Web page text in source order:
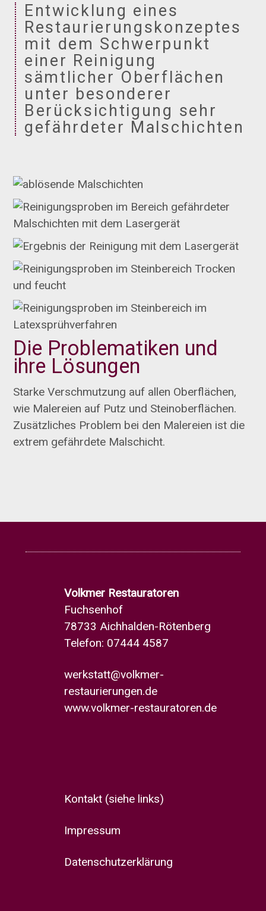
Entwicklung eines
Restaurierungskonzeptes
mit dem Schwerpunkt
einer Reinigung
sämtlicher Oberflächen
unter besonderer
Berücksichtigung sehr
gefährdeter Malschichten
Die Problematiken und
ihre Lösungen
Starke Verschmutzung auf allen Oberflächen,
wie Malereien auf Putz und Steinoberflächen.
Zusätzliches Problem bei den Malereien ist die
extrem gefährdete Malschicht.
Volkmer Restauratoren
Fuchsenhof
78733 Aichhalden-Rötenberg
Telefon: 07444 4587
werkstatt@volkmer-
restaurierungen.de
www.volkmer-restauratoren.de
Kontakt (siehe links)
Impressum
Datenschutzerklärung